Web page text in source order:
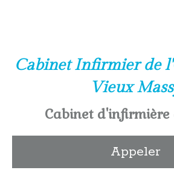
Cabinet Infirmier de
Vieux
Cabinet d'infirmière
Appeler